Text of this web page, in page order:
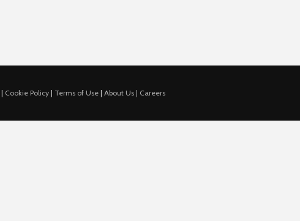
| Cookie Policy | Terms of Use | About Us | Careers